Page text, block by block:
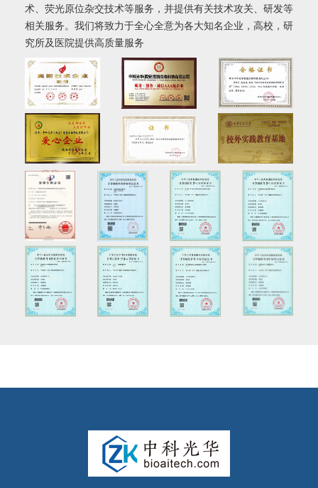
术、荧光原位杂交技术等服务，并提供有关技术攻关、研发等
相关服务。我们将致力于全心全意为各大知名企业，高校，研
究所及医院提供高质量服务